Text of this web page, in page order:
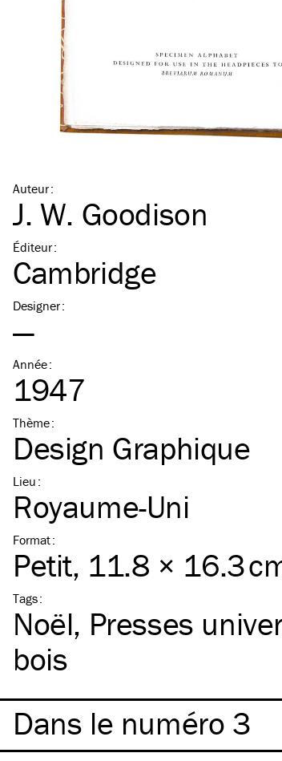
Auteur:
J. W. Goodison
Éditeur:
Cambridge
Designer:
—
Année:
1947
Thème:
Design Graphique
Lieu :
Royaume-Uni
Format:
Petit, 11.8 × 16.3
Tags:
Noël Presses
bois
Dans le numéro 3